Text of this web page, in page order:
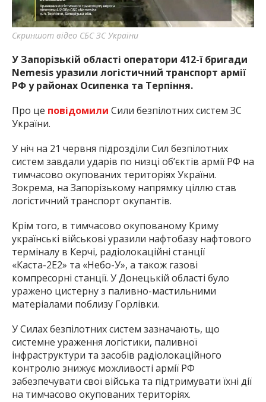
Скриншот відео СБС ЗС України
У Запорізькій області оператори 412-ї бригади
Nemesis уразили логістичний транспорт армії
РФ у районах Осипенка та Терпіння.
Про це повідомили Сили безпілотних систем ЗС
України.
У ніч на 21 червня підрозділи Сил безпілотних
систем завдали ударів по низці об’єктів армії РФ на
тимчасово окупованих територіях України.
Зокрема, на Запорізькому напрямку ціллю став
логістичний транспорт окупантів.
Крім того, в тимчасово окупованому Криму
українські військові уразили нафтобазу нафтового
терміналу в Керчі, радіолокаційні станції
«Каста-2Е2» та «Небо-У», а також газові
компресорні станції. У Донецькій області було
уражено цистерну з паливно-мастильними
матеріалами поблизу Горлівки.
У Силах безпілотних систем зазначають, що
системне ураження логістики, паливної
інфраструктури та засобів радіолокаційного
контролю знижує можливості армії РФ
забезпечувати свої війська та підтримувати їхні дії
на тимчасово окупованих територіях.